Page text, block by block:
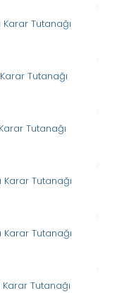
Tutanağı
Tutanağı
Tutanağı
Karar Tutanağı
Karar Tutanağı
Tutanağı